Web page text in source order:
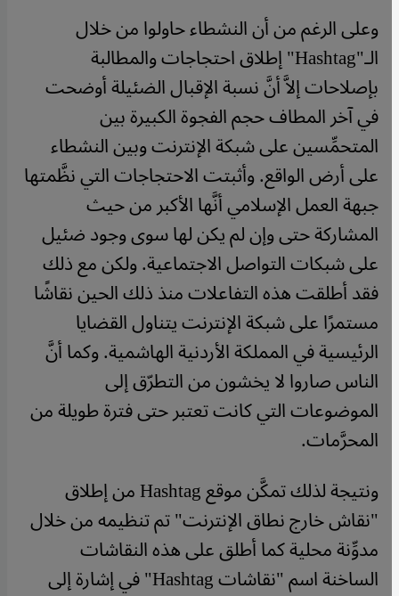
وعلى الرغم من أن النشطاء حاولوا من خلال
الـ"Hashtag" إطلاق احتجاجات والمطالبة
بإصلاحات إلاَّ أنَّ نسبة الإقبال الضئيلة أوضحت
في آخر المطاف حجم الفجوة الكبيرة بين
المتحمِّسين على شبكة الإنترنت وبين النشطاء
على أرض الواقع. وأثبتت الاحتجاجات التي نظَّمتها
جبهة العمل الإسلامي أنَّها الأكبر من حيث
المشاركة حتى وإن لم يكن لها سوى وجود ضئيل
على شبكات التواصل الاجتماعية. ولكن مع ذلك
فقد أطلقت هذه التفاعلات منذ ذلك الحين نقاشًا
مستمرًا على شبكة الإنترنت يتناول القضايا
الرئيسية في المملكة الأردنية الهاشمية. وكما أنَّ
الناس صاروا لا يخشون من التطرّق إلى
الموضوعات التي كانت تعتبر حتى فترة طويلة من
المحرَّمات.
ونتيجة لذلك تمكَّن موقع Hashtag من إطلاق
"نقاش خارج نطاق الإنترنت" تم تنظيمه من خلال
مدوِّنة محلية كما أطلق على هذه النقاشات
الساخنة اسم "نقاشات Hashtag" في إشارة إلى